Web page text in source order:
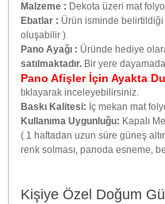
Malzeme : Dekota üzeri mat folyo
Ebatlar : Ürün isminde belirtildiği
oluşabilir )
Pano Ayağı : Üründe hediye
satılmaktadır. Bir yere
Pano Afişler İçin Ayakta
tıklayarak inceleyebilirsiniz.
Baskı Kalitesi: İç mekan mat
Kullanıma Uygunluğu: Kapalı
( 1 haftadan uzun süre güneş
renk solması, panoda esneme,
Kişiye Özel Doğum